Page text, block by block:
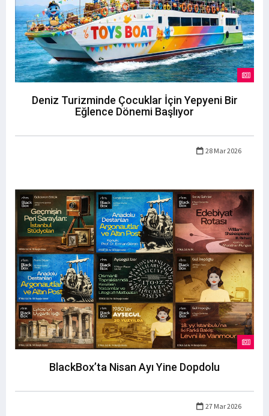
Deniz Turizminde Çocuklar İçin Yepyeni Bir
Eğlence Dönemi Başlıyor
28 Mar 2026
BlackBox’ta Nisan Ayı Yine Dopdolu
27 Mar 2026